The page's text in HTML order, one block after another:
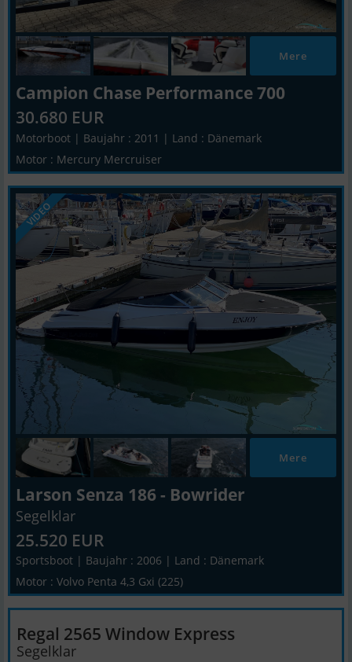
Mere
Campion Chase Performance 700
30.680 EUR
Motorboot | Baujahr : 2011 | Land : Dänemark
Motor : Mercury Mercruiser
VIDEO
Mere
Larson Senza 186 - Bowrider
Segelklar
25.520 EUR
Sportsboot | Baujahr : 2006 | Land : Dänemark
Motor : Volvo Penta 4,3 Gxi (225)
Regal 2565 Window Express
Segelklar